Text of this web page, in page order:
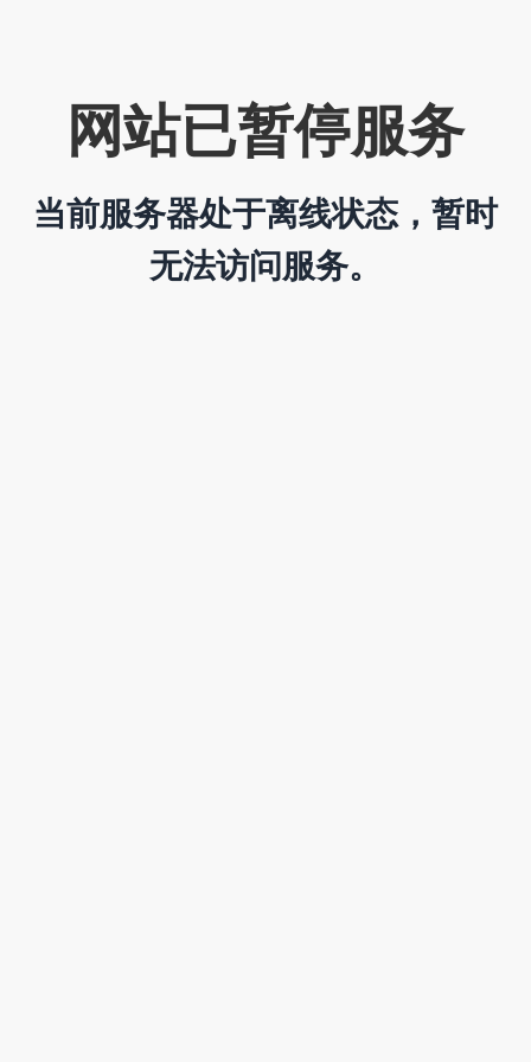
网站已暂停服务
当前服务器处于离线状态，暂时
无法访问服务。